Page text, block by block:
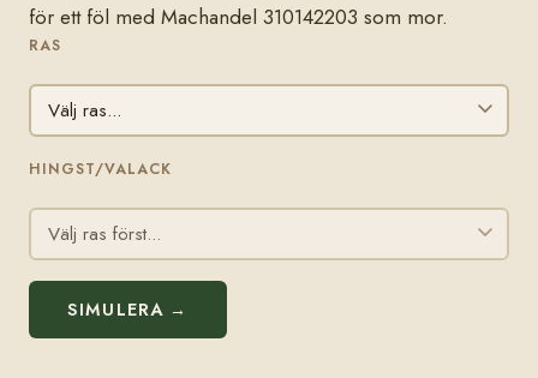
för ett föl med Machandel 310142203 som mor.
RAS
HINGST/VALACK
SIMULERA →